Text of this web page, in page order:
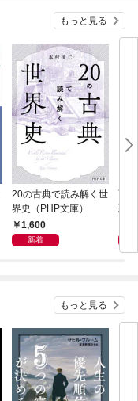
もっと見る
20の古典で読み解く世
界史（PHP文庫）
1,600
新着
面
恐
もっと見る